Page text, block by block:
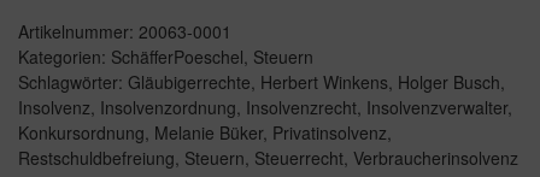
Artikelnummer: 20063-0001
Kategorien: SchäfferPoeschel, Steuern
Schlagwörter: Gläubigerrechte, Herbert Winkens, Holger Busch,
Insolvenz, Insolvenzordnung, Insolvenzrecht, Insolvenzverwalter,
Konkursordnung, Melanie Büker, Privatinsolvenz,
Restschuldbefreiung, Steuern, Steuerrecht, Verbraucherinsolvenz